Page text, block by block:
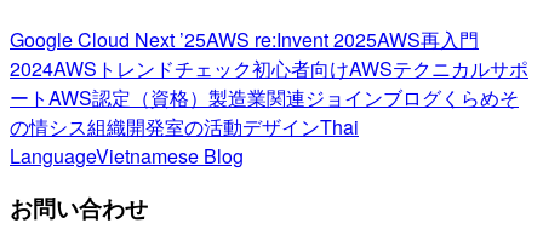
Google Cloud Next ’25AWS re:Invent 2025AWS再入門
2024AWSトレンドチェック初心者向けAWSテクニカルサポ
ートAWS認定（資格） 製造業関連ジョインブログくらめそ
の情シス組織開発室の活動デザインThai
LanguageVietnamese Blog
お問い合わせ